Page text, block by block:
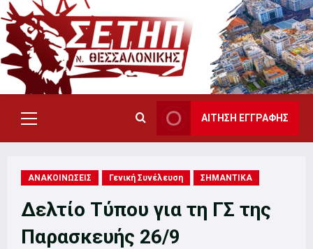
Skip
to
content
Primary
Menu
ΑΙΤΗΣΗ ΕΓΓΡΑΦΗΣ
ΑΝΑΚΟΙΝΩΣΕΙΣ Γενική Συνέλευση ΣΗΜΑΝΤΙΚΑ
Δελτίο Τύπου για τη ΓΣ της
Παρασκευής 26/9